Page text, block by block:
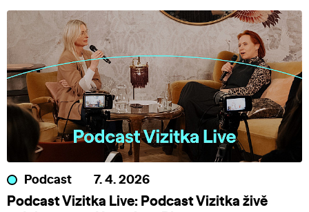
Podcast 7. 4. 2026
Podcast Vizitka Live: Podcast Vizitka živě